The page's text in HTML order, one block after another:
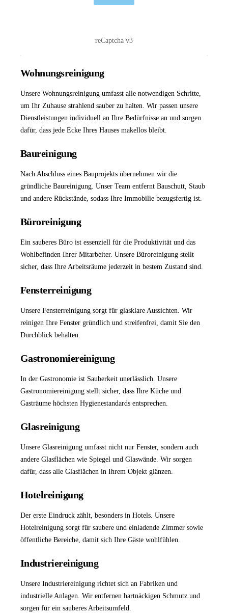
reCaptcha v3
Wohnungsreinigung
Unsere Wohnungsreinigung umfasst alle notwendigen Schritte,
um Ihr Zuhause strahlend sauber zu halten. Wir passen unsere
Dienstleistungen individuell an Ihre Bedürfnisse an und sorgen
dafür, dass jede Ecke Ihres Hauses makellos bleibt.
Baureinigung
Nach Abschluss eines Bauprojekts übernehmen wir die
gründliche Baureinigung. Unser Team entfernt Bauschutt, Staub
und andere Rückstände, sodass Ihre Immobilie bezugsfertig ist.
Büroreinigung
Ein sauberes Büro ist essenziell für die Produktivität und das
Wohlbefinden Ihrer Mitarbeiter. Unsere Büroreinigung stellt
sicher, dass Ihre Arbeitsräume jederzeit in bestem Zustand sind.
Fensterreinigung
Unsere Fensterreinigung sorgt für glasklare Aussichten. Wir
reinigen Ihre Fenster gründlich und streifenfrei, damit Sie den
Durchblick behalten.
Gastronomiereinigung
In der Gastronomie ist Sauberkeit unerlässlich. Unsere
Gastronomiereinigung stellt sicher, dass Ihre Küche und
Gasträume höchsten Hygienestandards entsprechen.
Glasreinigung
Unsere Glasreinigung umfasst nicht nur Fenster, sondern auch
andere Glasflächen wie Spiegel und Glaswände. Wir sorgen
dafür, dass alle Glasflächen in Ihrem Objekt glänzen.
Hotelreinigung
Der erste Eindruck zählt, besonders in Hotels. Unsere
Hotelreinigung sorgt für saubere und einladende Zimmer sowie
öffentliche Bereiche, damit sich Ihre Gäste wohlfühlen.
Industriereinigung
Unsere Industriereinigung richtet sich an Fabriken und
industrielle Anlagen. Wir entfernen hartnäckigen Schmutz und
sorgen für ein sauberes Arbeitsumfeld.